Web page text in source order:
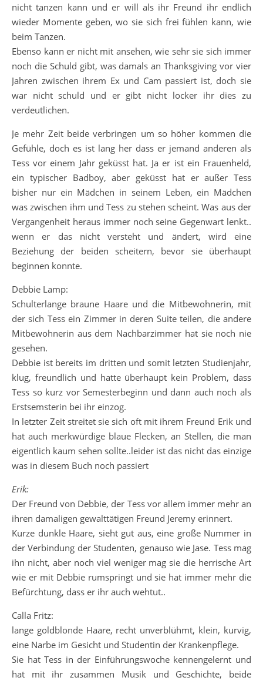
nicht tanzen kann und er will als ihr Freund ihr endlich
wieder Momente geben, wo sie sich frei fühlen kann, wie
beim Tanzen.
Ebenso kann er nicht mit ansehen, wie sehr sie sich immer
noch die Schuld gibt, was damals an Thanksgiving vor vier
Jahren zwischen ihrem Ex und Cam passiert ist, doch sie
war nicht schuld und er gibt nicht locker ihr dies zu
verdeutlichen.
Je mehr Zeit beide verbringen um so höher kommen die
Gefühle, doch es ist lang her dass er jemand anderen als
Tess vor einem Jahr geküsst hat. Ja er ist ein Frauenheld,
ein typischer Badboy, aber geküsst hat er außer Tess
bisher nur ein Mädchen in seinem Leben, ein Mädchen
was zwischen ihm und Tess zu stehen scheint. Was aus der
Vergangenheit heraus immer noch seine Gegenwart lenkt..
wenn er das nicht versteht und ändert, wird eine
Beziehung der beiden scheitern, bevor sie überhaupt
beginnen konnte.
Debbie Lamp:
Schulterlange braune Haare und die Mitbewohnerin, mit
der sich Tess ein Zimmer in deren Suite teilen, die andere
Mitbewohnerin aus dem Nachbarzimmer hat sie noch nie
gesehen.
Debbie ist bereits im dritten und somit letzten Studienjahr,
klug, freundlich und hatte überhaupt kein Problem, dass
Tess so kurz vor Semesterbeginn und dann auch noch als
Erstsemsterin bei ihr einzog.
In letzter Zeit streitet sie sich oft mit ihrem Freund Erik und
hat auch merkwürdige blaue Flecken, an Stellen, die man
eigentlich kaum sehen sollte..leider ist das nicht das einzige
was in diesem Buch noch passiert
Erik:
Der Freund von Debbie, der Tess vor allem immer mehr an
ihren damaligen gewalttätigen Freund Jeremy erinnert.
Kurze dunkle Haare, sieht gut aus, eine große Nummer in
der Verbindung der Studenten, genauso wie Jase. Tess mag
ihn nicht, aber noch viel weniger mag sie die herrische Art
wie er mit Debbie rumspringt und sie hat immer mehr die
Befürchtung, dass er ihr auch wehtut..
Calla Fritz:
lange goldblonde Haare, recht unverblühmt, klein, kurvig,
eine Narbe im Gesicht und Studentin der Krankenpflege.
Sie hat Tess in der Einführungswoche kennengelernt und
hat mit ihr zusammen Musik und Geschichte, beide